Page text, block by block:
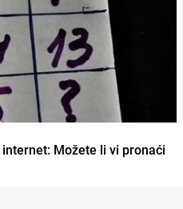
Možete li vi pronaći